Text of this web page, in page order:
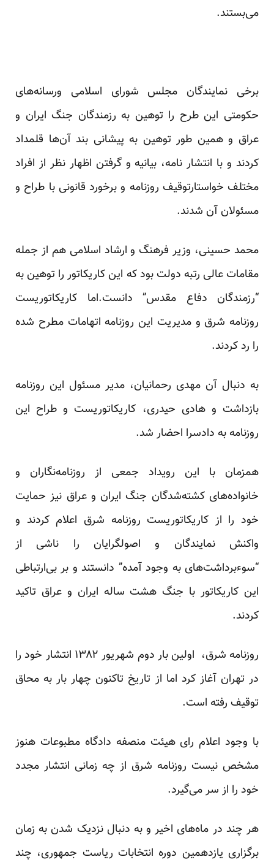
می‌بستند.
برخی نمایندگان مجلس شورای اسلامی ورسانه‌های
حکومتی این طرح را توهین به رزمندگان جنگ ایران و
عراق و همین طور توهین به پیشانی بند آن‌ها قلمداد
کردند و با انتشار نامه، بیانیه و گرفتن اظهار نظر از افراد
مختلف خواستارتوقیف روزنامه و برخورد قانونی با طراح و
مسئولان آن شدند.
محمد حسینی، وزیر فرهنگ و ارشاد اسلامی هم از جمله
مقامات عالی رتبه دولت بود که این کاریکاتور را توهین به
“رزمندگان دفاع مقدس” دانست.اما کاریکاتوریست
روزنامه شرق و مدیریت این روزنامه اتهامات مطرح شده
را رد کردند.
به دنبال آن مهدی رحمانیان، مدیر مسئول این روزنامه
بازداشت و هادی حیدری، کاریکاتوریست و طراح این
روزنامه به دادسرا احضار شد.
همزمان با این رویداد جمعی از روزنامه‌نگاران و
خانواده‌های کشته‌شدگان جنگ ایران و عراق نیز حمایت
خود را از کاریکاتوریست روزنامه شرق اعلام کردند و
واکنش نمایندگان و اصولگرایان را ناشی از
“سوءبرداشت‌های به وجود آمده” دانستند و بر بی‌ارتباطی
این کاریکاتور با جنگ هشت ساله ایران و عراق تاکید
کردند.
روزنامه شرق، ‌ اولین بار دوم شهریور ۱۳۸۲ انتشار خود را
در تهران آغاز کرد اما از تاریخ تاکنون چهار بار به محاق
توقیف رفته است.
با وجود اعلام رای هیئت منصفه دادگاه مطبوعات هنوز
مشخص نیست روزنامه شرق از چه زمانی انتشار مجدد
خود را از سر می‌گیرد.
هر چند در ماه‌های اخیر و به دنبال نزدیک شدن به زمان
برگزاری یازدهمین دوره انتخابات ریاست جمهوری، چند